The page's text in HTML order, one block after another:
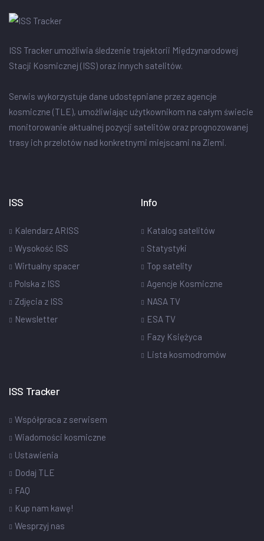
ISS Tracker umożliwia śledzenie trajektorii Międzynarodowej
Stacji Kosmicznej (ISS) oraz innych satelitów.
Serwis wykorzystuje dane udostępniane przez agencje
kosmiczne (TLE), umożliwiając użytkownikom na całym świecie
monitorowanie aktualnej pozycji satelitów oraz prognozowanej
trasy ich przelotów nad konkretnymi miejscami na Ziemi.
ISS
Kalendarz ARISS
Wysokość ISS
Wirtualny spacer
Polska z ISS
Zdjęcia z ISS
Newsletter
Info
Katalog satelitów
Statystyki
Top satelity
Agencje Kosmiczne
NASA TV
ESA TV
Fazy Księżyca
Lista kosmodromów
ISS Tracker
Współpraca z serwisem
Wiadomości kosmiczne
Ustawienia
Dodaj TLE
FAQ
Kup nam kawę!
Wesprzyj nas